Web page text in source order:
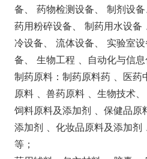
备、 药物检测设备、 制剂设备
药用粉碎设备、 制药用水设备
冷设备、 流体设备、 实验室
备、 生物工程 、自动化与信息
制药原料：制药原料药 、医药
原料 、兽药原料 、生物技术、
饲料原料及添加剂 、保健品原
添加剂 、化妆品原料及添加剂
等；